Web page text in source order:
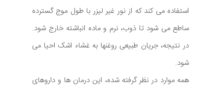
استفاده می کند که از نور غیر لیزر با طول موج گسترده
ساطع می شود تا ذوب، نرم و ماده انباشته خارج شود.
در نتیجه، جریان طبیعی روغنها به غشاء اشک احیا می
شود.
همه موارد در نظر گرفته شده، این درمان ها و داروهای